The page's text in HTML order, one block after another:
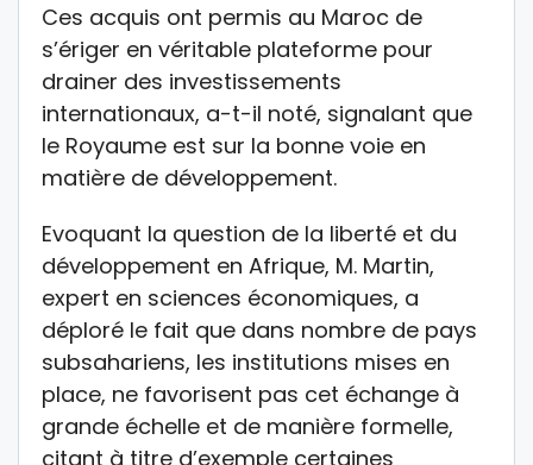
Ces acquis ont permis au Maroc de
s’ériger en véritable plateforme pour
drainer des investissements
internationaux, a-t-il noté, signalant que
le Royaume est sur la bonne voie en
matière de développement.
Evoquant la question de la liberté et du
développement en Afrique, M. Martin,
expert en sciences économiques, a
déploré le fait que dans nombre de pays
subsahariens, les institutions mises en
place, ne favorisent pas cet échange à
grande échelle et de manière formelle,
citant à titre d’exemple certaines